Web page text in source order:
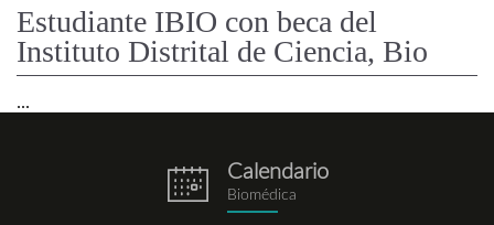
Estudiante IBIO con beca del
Instituto Distrital de Ciencia, Bio
...
eventos.png
Calendario
Biomédica